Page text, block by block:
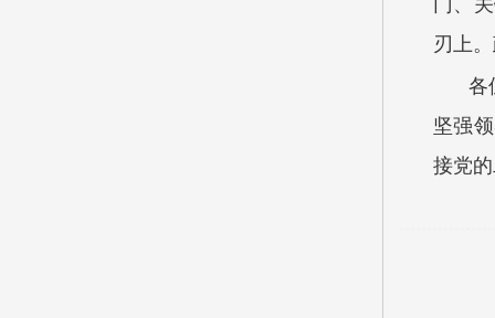
门、
刃上
各
坚强
接党